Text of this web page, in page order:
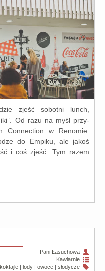
zjeść sobot­ni lunch,
Od razu na myśl przy­
Connection w Renomie.
do Empiku, ale jakoś
i coś zjeść. Tym razem
Pani Łasuchowa
Kawiarnie
koktajle lody owoce
słodycze